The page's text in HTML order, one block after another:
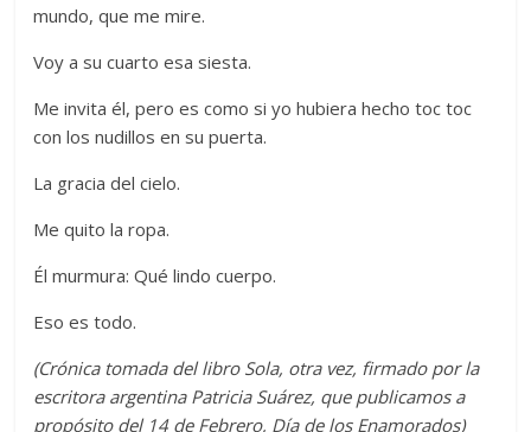
mundo, que me mire.
Voy a su cuarto esa siesta.
Me invita él, pero es como si yo hubiera hecho toc toc
con los nudillos en su puerta.
La gracia del cielo.
Me quito la ropa.
Él murmura: Qué lindo cuerpo.
Eso es todo.
(Crónica tomada del libro Sola, otra vez, firmado por la
escritora argentina Patricia Suárez, que publicamos a
propósito del 14 de Febrero, Día de los Enamorados)